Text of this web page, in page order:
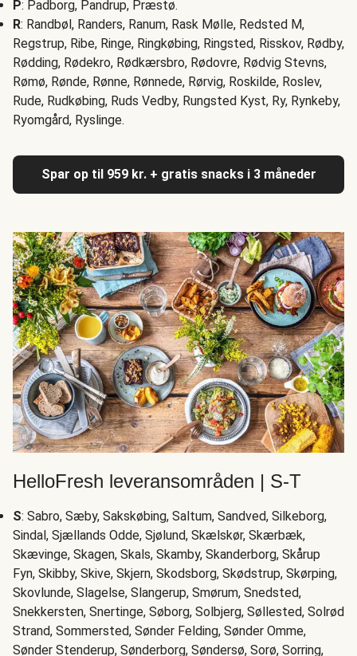
P: Padborg, Pandrup, Præstø.
R: Randbøl, Randers, Ranum, Rask Mølle, Redsted M,
Regstrup, Ribe, Ringe, Ringkøbing, Ringsted, Risskov, Rødby,
Rødding, Rødekro, Rødkærsbro, Rødovre, Rødvig Stevns,
Rømø, Rønde, Rønne, Rønnede, Rørvig, Roskilde, Roslev,
Rude, Rudkøbing, Ruds Vedby, Rungsted Kyst, Ry, Rynkeby,
Ryomgård, Ryslinge.
Spar op til 959 kr. + gratis snacks i 3 måneder
HelloFresh leveransområden | S-T
S: Sabro, Sæby, Sakskøbing, Saltum, Sandved, Silkeborg,
Sindal, Sjællands Odde, Sjølund, Skælskør, Skærbæk,
Skævinge, Skagen, Skals, Skamby, Skanderborg, Skårup
Fyn, Skibby, Skive, Skjern, Skodsborg, Skødstrup, Skørping,
Skovlunde, Slagelse, Slangerup, Smørum, Snedsted,
Snekkersten, Snertinge, Søborg, Solbjerg, Søllested, Solrød
Strand, Sommersted, Sønder Felding, Sønder Omme,
Sønder Stenderup, Sønderborg, Søndersø, Sorø, Sorring,